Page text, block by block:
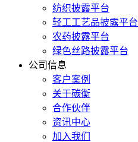
纺织披露平台
轻工工艺品披露平台
农药披露平台
绿色丝路披露平台
公司信息
客户案例
关于碳衡
合作伙伴
资讯中心
加入我们